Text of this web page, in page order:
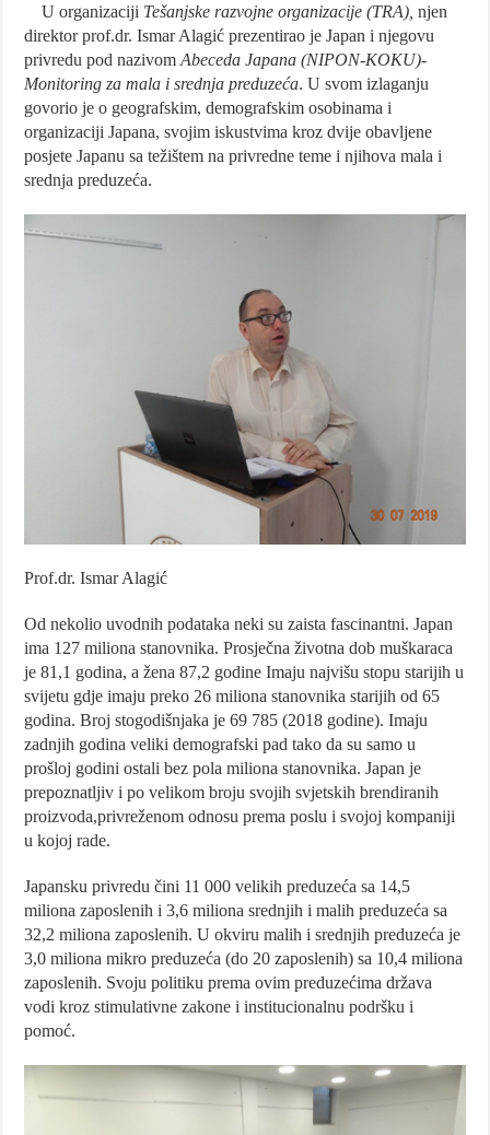
U organizaciji Tešanjske razvojne organizacije (TRA), njen
direktor prof.dr. Ismar Alagić prezentirao je Japan i njegovu
privredu pod nazivomAbeceda Japana (NIPON-KOKU)-
Monitoring za mala i srednja preduzeća. U svom izlaganju
govorio je o geografskim, demografskim osobinama i
organizaciji Japana, svojim iskustvima kroz dvije obavljene
posjete Japanu sa težištem na privredne teme i njihova mala i
srednja preduzeća.
Prof.dr. Ismar Alagić
Od nekolio uvodnih podataka neki su zaista fascinantni. Japan
ima 127 miliona stanovnika. Prosječna životna dob muškaraca
je 81,1 godina, a žena 87,2 godine Imaju najvišu stopu starijih u
svijetu gdje imaju preko 26 miliona stanovnika starijih od 65
godina. Broj stogodišnjaka je 69 785 (2018 godine). Imaju
zadnjih godina veliki demografski pad tako da su samo u
prošloj godini ostali bez pola miliona stanovnika. Japan je
prepoznatljiv i po velikom broju svojih svjetskih brendiranih
proizvoda,privreženom odnosu prema poslu i svojoj kompaniji
u kojoj rade.
Japansku privredu čini 11 000 velikih preduzeća sa 14,5
miliona zaposlenih i 3,6 miliona srednjih i malih preduzeća sa
32,2 miliona zaposlenih. U okviru malih i srednjih preduzeća je
3,0 miliona mikro preduzeća (do 20 zaposlenih) sa 10,4 miliona
zaposlenih. Svoju politiku prema ovim preduzećima država
vodi kroz stimulativne zakone i institucionalnu podršku i
pomoć.